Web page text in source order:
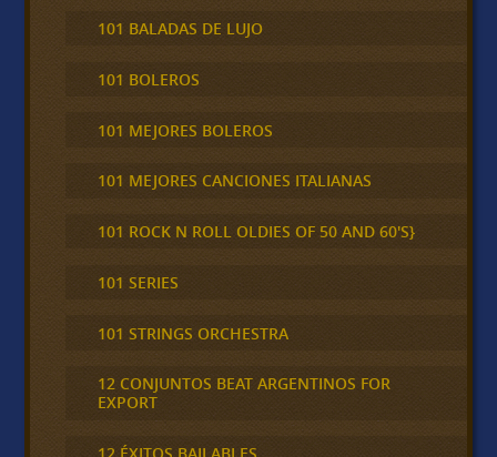
101 BALADAS DE LUJO
101 BOLEROS
101 MEJORES BOLEROS
101 MEJORES CANCIONES ITALIANAS
101 ROCK N ROLL OLDIES OF 50 AND 60'S}
101 SERIES
101 STRINGS ORCHESTRA
12 CONJUNTOS BEAT ARGENTINOS FOR
EXPORT